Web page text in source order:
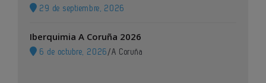
29 de septiembre, 2026
Iberquimia A Coruña 2026
6 de octubre, 2026 /A Coruña